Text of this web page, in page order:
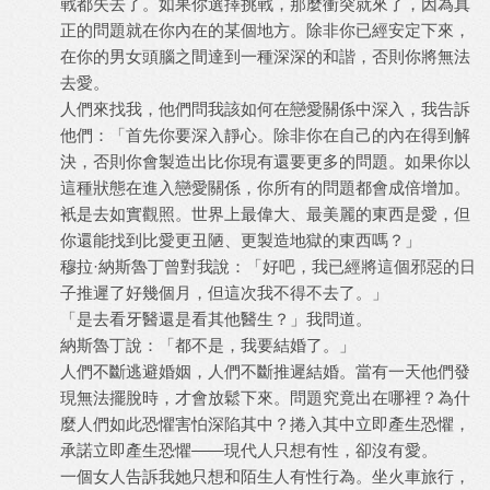
戰都失去了。如果你選擇挑戰，那麼衝突就來了，因為真
正的問題就在你內在的某個地方。除非你已經安定下來，
在你的男女頭腦之間達到一種深深的和諧，否則你將無法
去愛。
人們來找我，他們問我該如何在戀愛關係中深入，我告訴
他們：「首先你要深入靜心。除非你在自己的內在得到解
決，否則你會製造出比你現有還要更多的問題。如果你以
這種狀態在進入戀愛關係，你所有的問題都會成倍增加。
衹是去如實觀照。世界上最偉大、最美麗的東西是愛，但
你還能找到比愛更丑陋、更製造地獄的東西嗎？」
穆拉·納斯魯丁曾對我說：「好吧，我已經將這個邪惡的日
子推遲了好幾個月，但這次我不得不去了。」
「是去看牙醫還是看其他醫生？」我問道。
納斯魯丁說：「都不是，我要結婚了。」
人們不斷逃避婚姻，人們不斷推遲結婚。當有一天他們發
現無法擺脫時，才會放鬆下來。問題究竟出在哪裡？為什
麼人們如此恐懼害怕深陷其中？捲入其中立即產生恐懼，
承諾立即產生恐懼——現代人只想有性，卻沒有愛。
一個女人告訴我她只想和陌生人有性行為。坐火車旅行，